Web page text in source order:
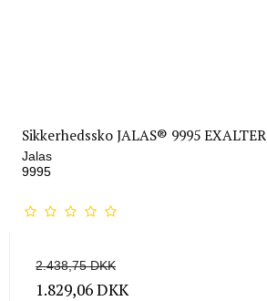
Sikkerhedssko JALAS® 9995 EXALTER
Jalas
9995
2.438,75 DKK
1.829,06 DKK